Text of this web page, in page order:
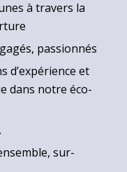
à travers la
passionnés
d’expérience et
dans notre éco-
sur-